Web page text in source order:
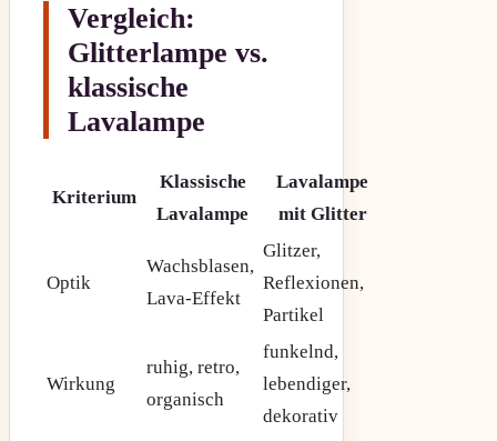
Vergleich:
Glitterlampe vs.
klassische
Lavalampe
Kriterium
Klassische
Lavalampe
Lavalampe
mit Glitter
Optik
Wachsblasen,
Lava-Effekt
Glitzer,
Reflexionen,
Partikel
Wirkung
ruhig, retro,
organisch
funkelnd,
lebendiger,
dekorativ